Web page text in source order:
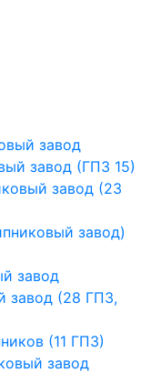
завод
завод (ГПЗ 15)
завод (23
завод)
завод
завод (28 ГПЗ,
(11 ГПЗ)
завод